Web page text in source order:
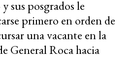
sus posgrados le
primero en orden de
una vacante en la
General Roca hacia